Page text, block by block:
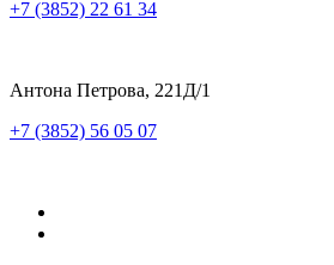
+7 (3852) 22 61 34
Антона Петрова, 221Д/1
+7 (3852) 56 05 07